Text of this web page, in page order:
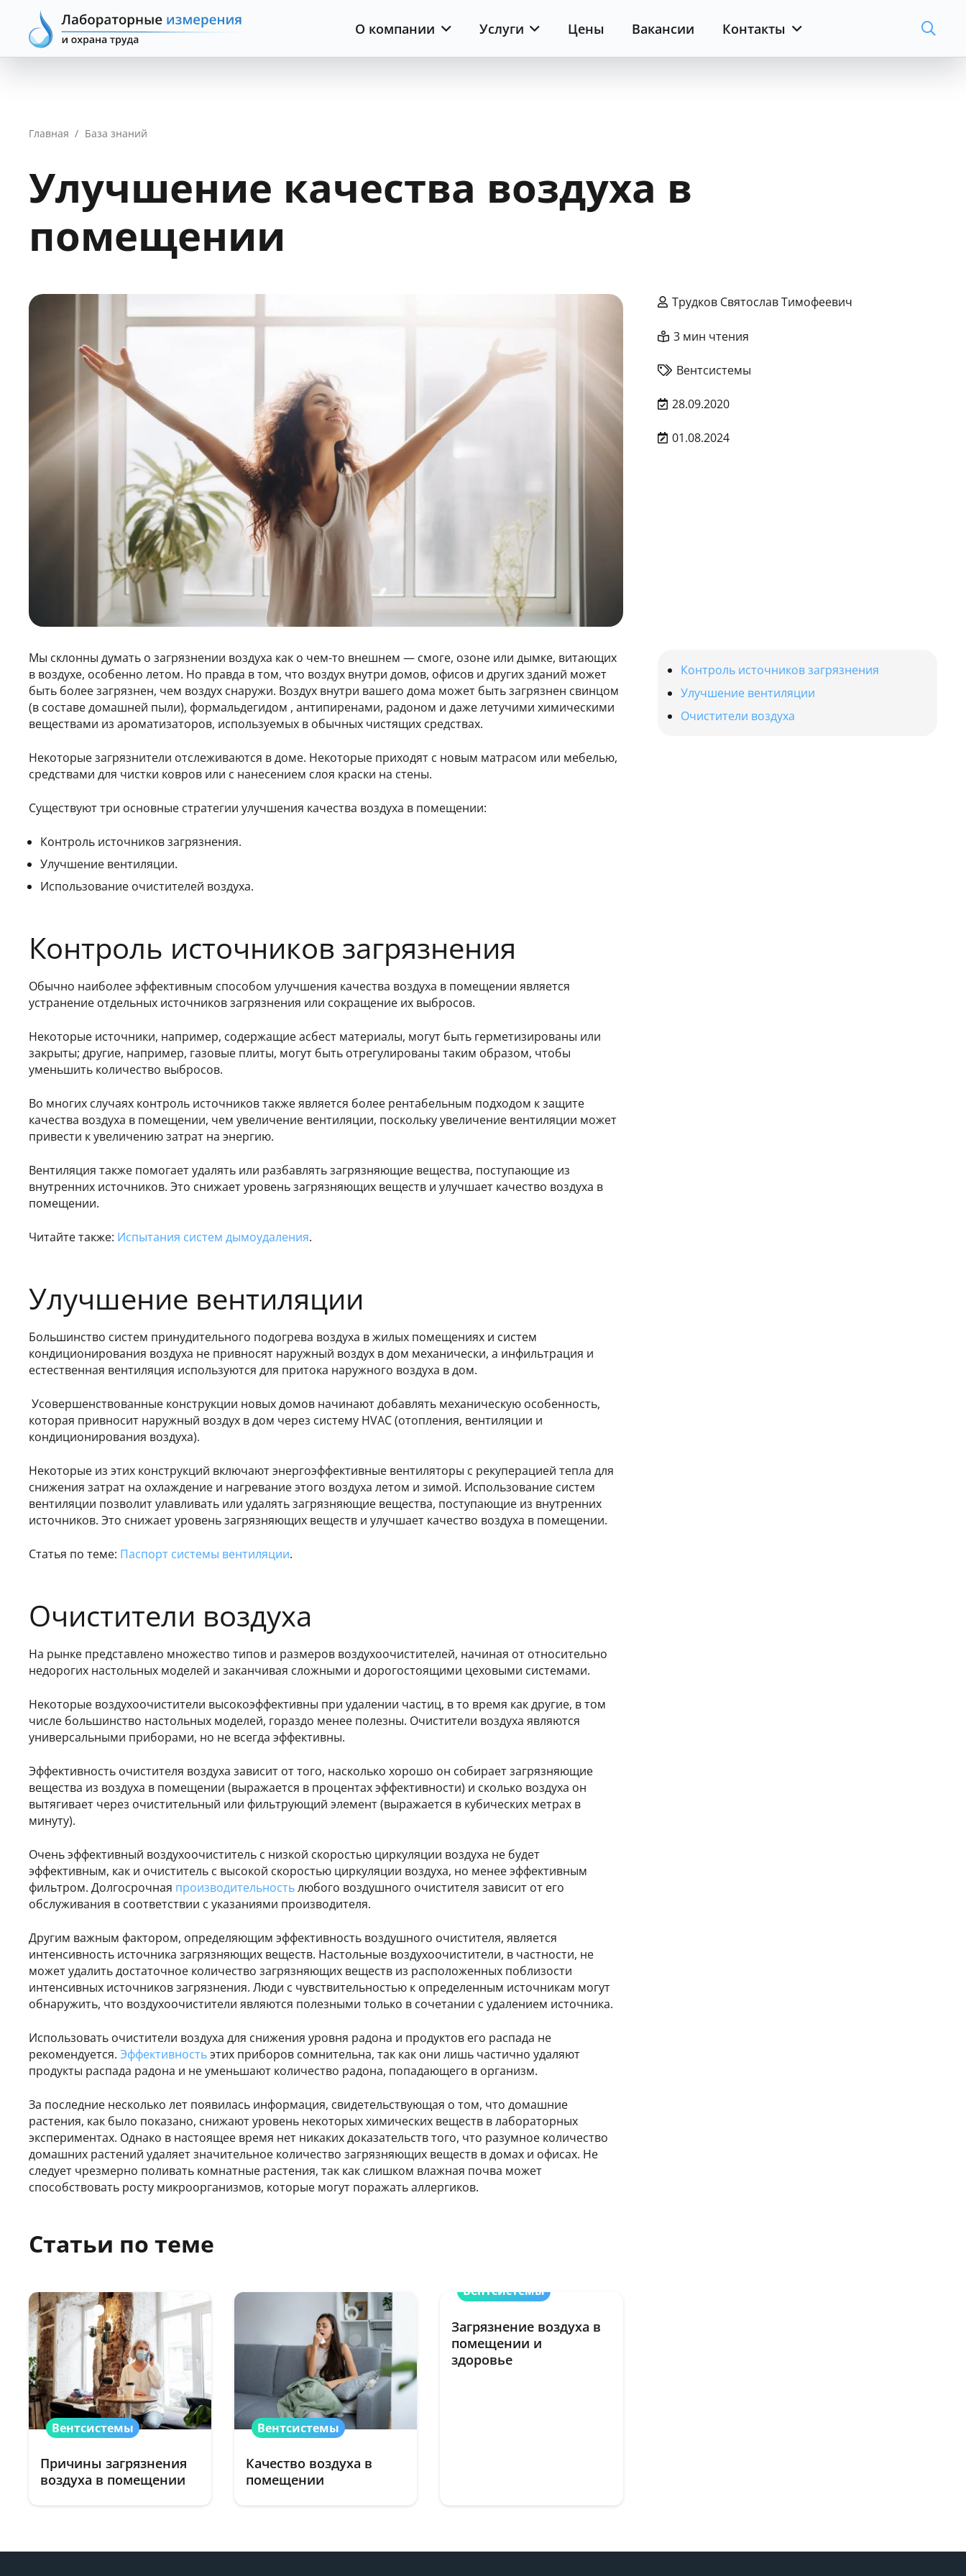
О компании Услуги Цены Вакансии Контакты
Главная / База знаний
Улучшение качества воздуха в
помещении
Трудков Святослав Тимофеевич
3 мин чтения
Вентсистемы
28.09.2020
01.08.2024
Мы склонны думать о загрязнении воздуха как о чем-то внешнем — смоге, озоне или дымке, витающих
в воздухе, особенно летом. Но правда в том, что воздух внутри домов, офисов и других зданий может
быть более загрязнен, чем воздух снаружи. Воздух внутри вашего дома может быть загрязнен свинцом
(в составе домашней пыли), формальдегидом , антипиренами, радоном и даже летучими химическими
веществами из ароматизаторов, используемых в обычных чистящих средствах.
Некоторые загрязнители отслеживаются в доме. Некоторые приходят с новым матрасом или мебелью,
средствами для чистки ковров или с нанесением слоя краски на стены.
Существуют три основные стратегии улучшения качества воздуха в помещении:
Контроль источников загрязнения.
Улучшение вентиляции.
Использование очистителей воздуха.
Контроль источников загрязнения
Обычно наиболее эффективным способом улучшения качества воздуха в помещении является
устранение отдельных источников загрязнения или сокращение их выбросов.
Некоторые источники, например, содержащие асбест материалы, могут быть герметизированы или
закрыты; другие, например, газовые плиты, могут быть отрегулированы таким образом, чтобы
уменьшить количество выбросов.
Во многих случаях контроль источников также является более рентабельным подходом к защите
качества воздуха в помещении, чем увеличение вентиляции, поскольку увеличение вентиляции может
привести к увеличению затрат на энергию.
Вентиляция также помогает удалять или разбавлять загрязняющие вещества, поступающие из
внутренних источников. Это снижает уровень загрязняющих веществ и улучшает качество воздуха в
помещении.
Читайте также: Испытания систем дымоудаления.
Улучшение вентиляции
Большинство систем принудительного подогрева воздуха в жилых помещениях и систем
кондиционирования воздуха не привносят наружный воздух в дом механически, а инфильтрация и
естественная вентиляция используются для притока наружного воздуха в дом.
Усовершенствованные конструкции новых домов начинают добавлять механическую особенность,
которая привносит наружный воздух в дом через систему HVAC (отопления, вентиляции и
кондиционирования воздуха).
Некоторые из этих конструкций включают энергоэффективные вентиляторы с рекуперацией тепла для
снижения затрат на охлаждение и нагревание этого воздуха летом и зимой. Использование систем
вентиляции позволит улавливать или удалять загрязняющие вещества, поступающие из внутренних
источников. Это снижает уровень загрязняющих веществ и улучшает качество воздуха в помещении.
Статья по теме: Паспорт системы вентиляции.
Очистители воздуха
На рынке представлено множество типов и размеров воздухоочистителей, начиная от относительно
недорогих настольных моделей и заканчивая сложными и дорогостоящими цеховыми системами.
Некоторые воздухоочистители высокоэффективны при удалении частиц, в то время как другие, в том
числе большинство настольных моделей, гораздо менее полезны. Очистители воздуха являются
универсальными приборами, но не всегда эффективны.
Эффективность очистителя воздуха зависит от того, насколько хорошо он собирает загрязняющие
вещества из воздуха в помещении (выражается в процентах эффективности) и сколько воздуха он
вытягивает через очистительный или фильтрующий элемент (выражается в кубических метрах в
минуту).
Очень эффективный воздухоочиститель с низкой скоростью циркуляции воздуха не будет
эффективным, как и очиститель с высокой скоростью циркуляции воздуха, но менее эффективным
фильтром. Долгосрочная производительностьлюбого воздушного очистителя зависит от его
обслуживания в соответствии с указаниями производителя.
Другим важным фактором, определяющим эффективность воздушного очистителя, является
интенсивность источника загрязняющих веществ. Настольные воздухоочистители, в частности, не
может удалить достаточное количество загрязняющих веществ из расположенных поблизости
интенсивных источников загрязнения. Люди с чувствительностью к определенным источникам могут
обнаружить, что воздухоочистители являются полезными только в сочетании с удалением источника.
Использовать очистители воздуха для снижения уровня радона и продуктов его распада не
рекомендуется. Эффективностьэтих приборов сомнительна, так как они лишь частично удаляют
продукты распада радона и не уменьшают количество радона, попадающего в организм.
За последние несколько лет появилась информация, свидетельствующая о том, что домашние
растения, как было показано, снижают уровень некоторых химических веществ в лабораторных
экспериментах. Однако в настоящее время нет никаких доказательств того, что разумное количество
домашних растений удаляет значительное количество загрязняющих веществ в домах и офисах. Не
следует чрезмерно поливать комнатные растения, так как слишком влажная почва может
способствовать росту микроорганизмов, которые могут поражать аллергиков.
Статьи по теме
Вентсистемы
Причины загрязнения
воздуха в помещении
Вентсистемы
Качество воздуха в
помещении
Вентсистемы
Загрязнение воздуха в
помещении и
здоровье
Контроль источников загрязнения
Улучшение вентиляции
Очистители воздуха